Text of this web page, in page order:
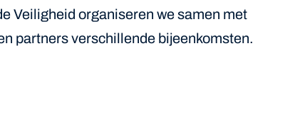
Veiligheid organiseren we samen met
partners verschillende bijeenkomsten.